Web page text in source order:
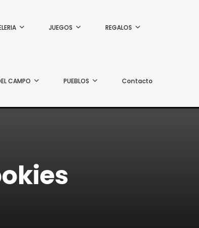
JUEGOS REGALOS
CAMPO PUEBLOS Contacto